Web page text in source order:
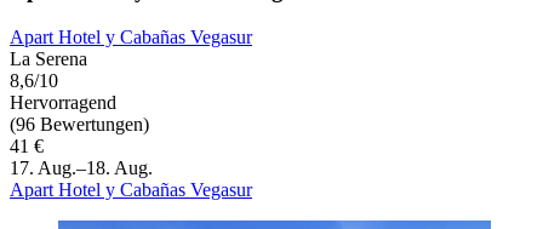
Apart Hotel y Cabañas Vegasur
La Serena
8,6/10
Hervorragend
(96 Bewertungen)
41 €
17. Aug.–18. Aug.
Apart Hotel y Cabañas Vegasur